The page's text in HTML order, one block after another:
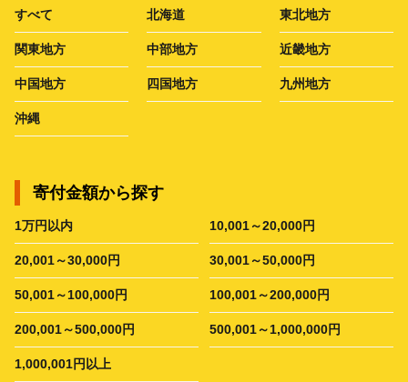
すべて 北海道 東北地方
関東地方 中部地方 近畿地方
中国地方 四国地方 九州地方
沖縄
寄付金額から探す
1万円以内 10,001～20,000円
20,001～30,000円 30,001～50,000円
50,001～100,000円 100,001～200,000円
200,001～500,000円 500,001～1,000,000円
1,000,001円以上